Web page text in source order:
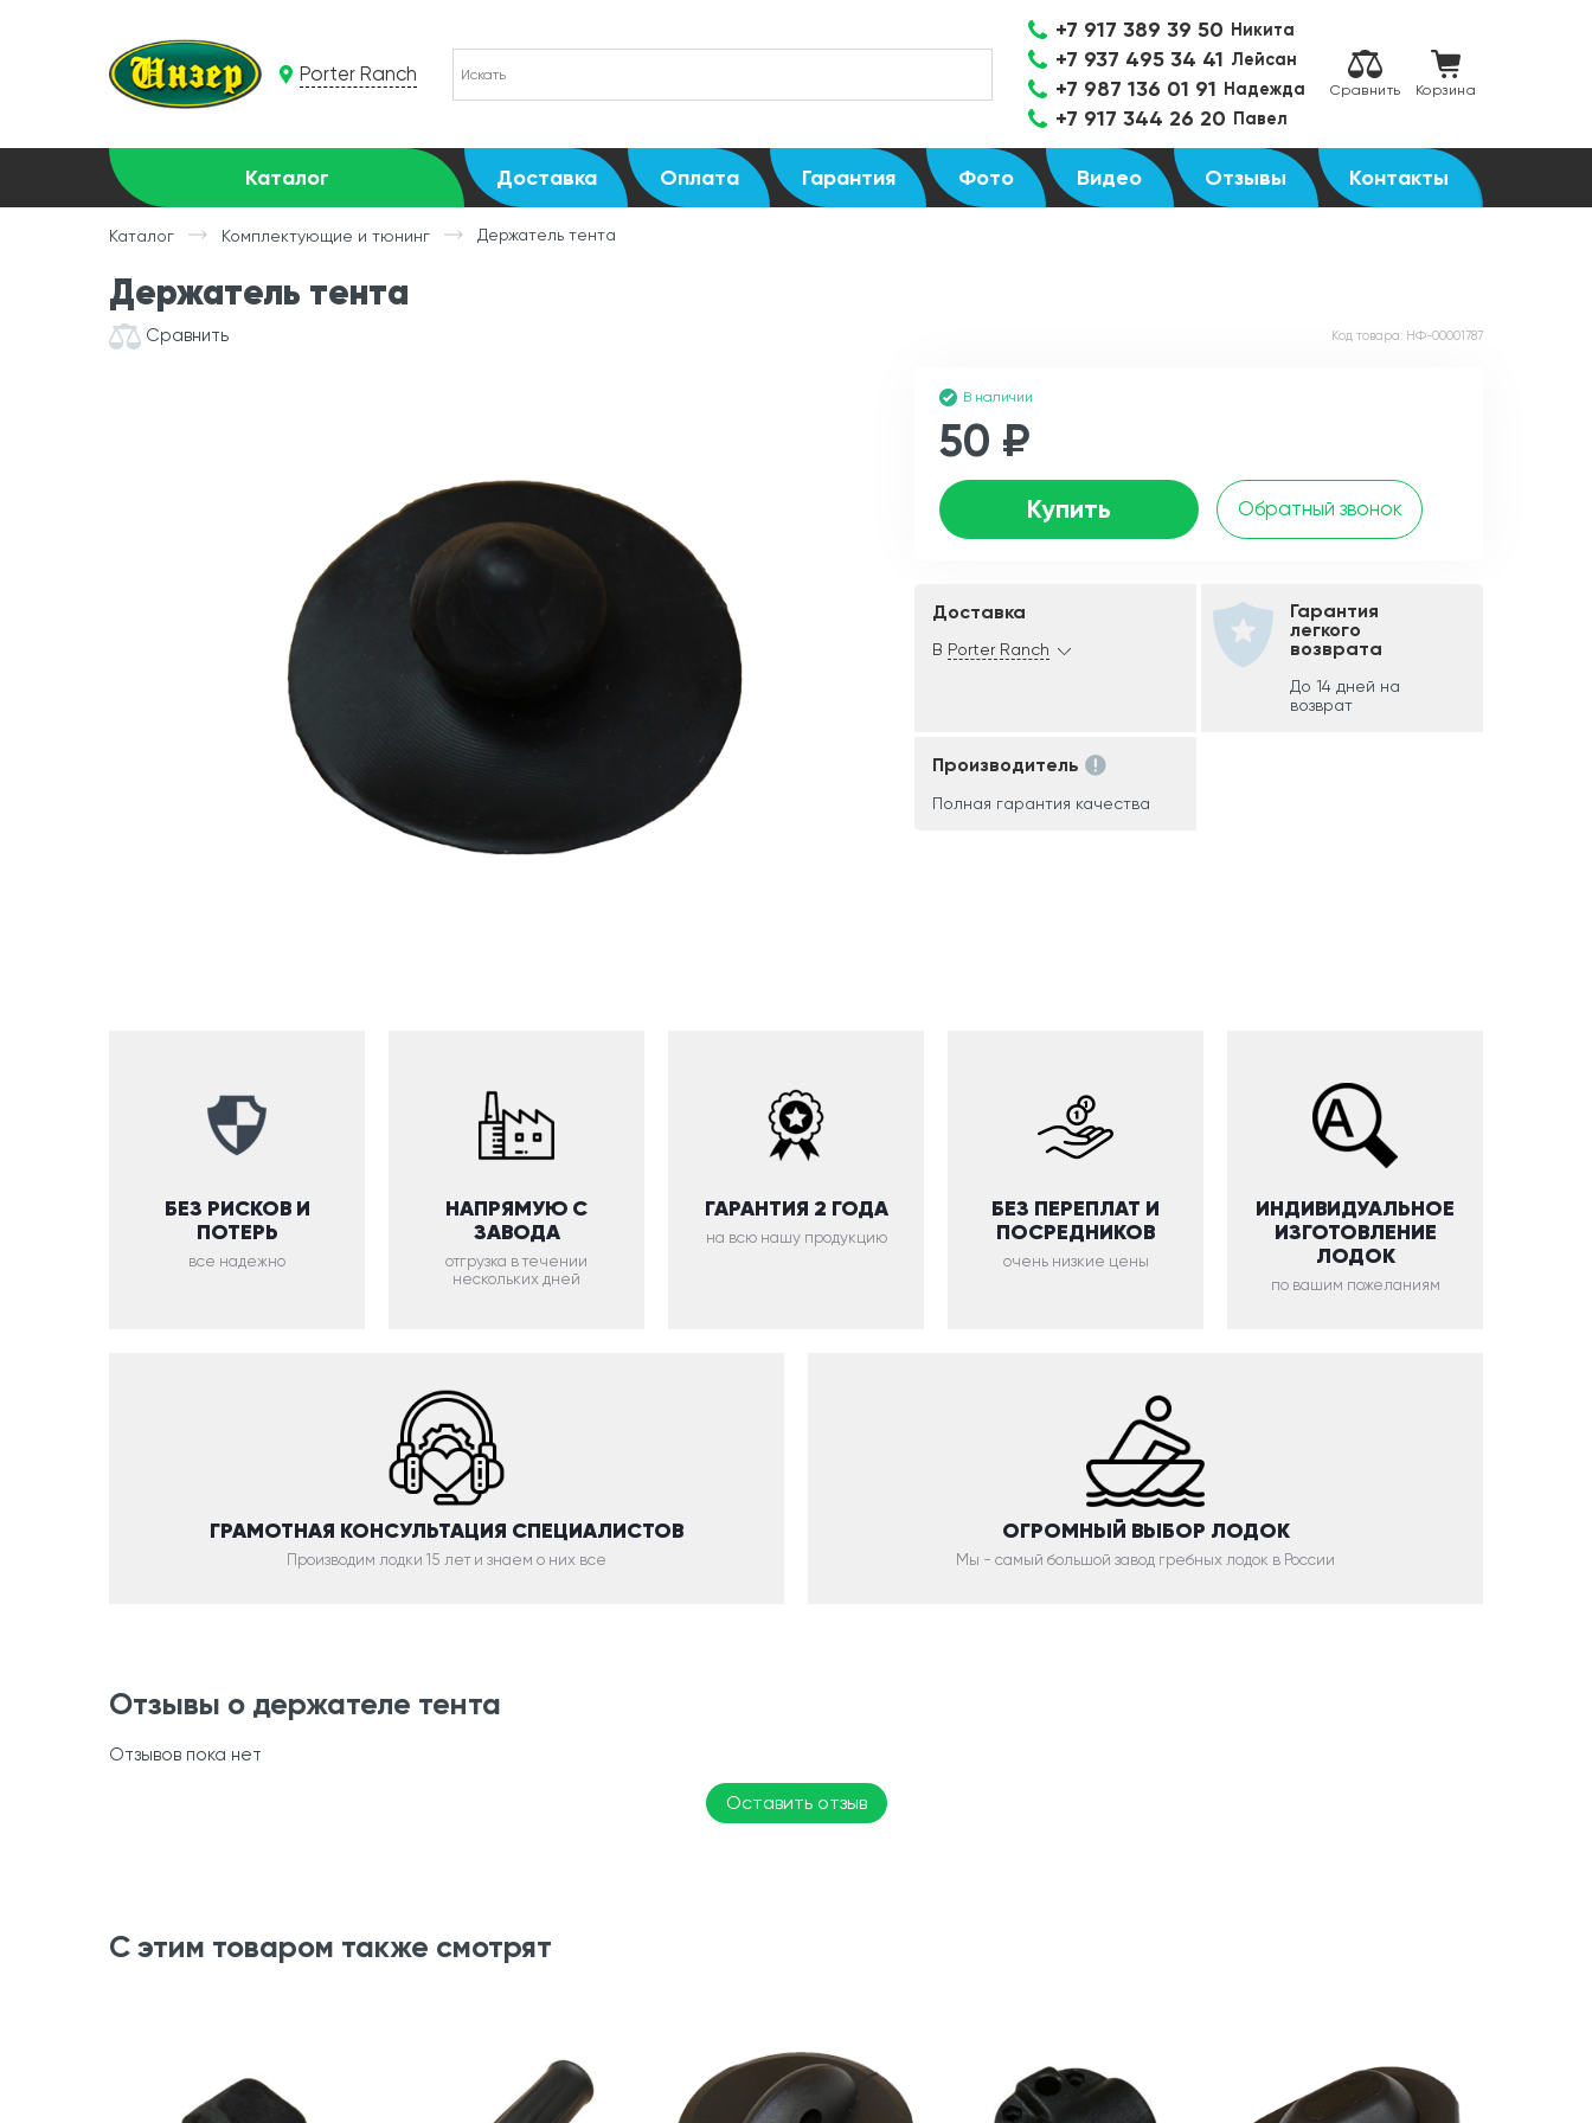
Porter Ranch
+7 917 389 39 50 Никита
+7 937 495 34 41 Лейсан
+7 987 136 01 91 Надежда
+7 917 344 26 20 Павел
Сравнить Корзина
Каталог Доставка Оплата Гарантия Фото Видео Отзывы Контакты
Каталог Комплектующие и тюнинг Держатель тента
Держатель тента
Сравнить Код товара: НФ-00001787
В наличии
50 ₽
Купить Обратный звонок
Доставка
В Porter Ranch
Гарантия
легкого
возврата
До 14 дней на
возврат
Производитель
Полная гарантия качества
БЕЗ РИСКОВ И
ПОТЕРЬ
все надежно
НАПРЯМУЮ С
ЗАВОДА
отгрузка в течении
нескольких дней
ГАРАНТИЯ 2 ГОДА
на всю нашу продукцию
БЕЗ ПЕРЕПЛАТ И
ПОСРЕДНИКОВ
очень низкие цены
ИНДИВИДУАЛЬНОЕ
ИЗГОТОВЛЕНИЕ
ЛОДОК
по вашим пожеланиям
ГРАМОТНАЯ КОНСУЛЬТАЦИЯ СПЕЦИАЛИСТОВ
Производим лодки 15 лет и знаем о них все
ОГРОМНЫЙ ВЫБОР ЛОДОК
Мы - самый большой завод гребных лодок в России
Отзывы о держателе тента
Отзывов пока нет
Оставить отзыв
С этим товаром также смотрят